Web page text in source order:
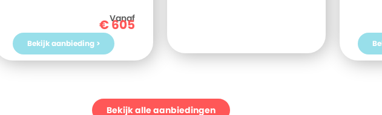
typisch Alentejo-huis behouden. Pé no
Monte is voortgekomen uit een lang
gekoesterde droom van het echtpaar
Helena en Gonçalo, die met hun 3
kinderen naar Alentejo verhuisden. Hun
midden in de natuur, wat goed gelukt
Vanaf
€605
Bekijk aanbieding >
meer
heerlijke
vakantie
nog!
Bekijk alle aanbiedingen